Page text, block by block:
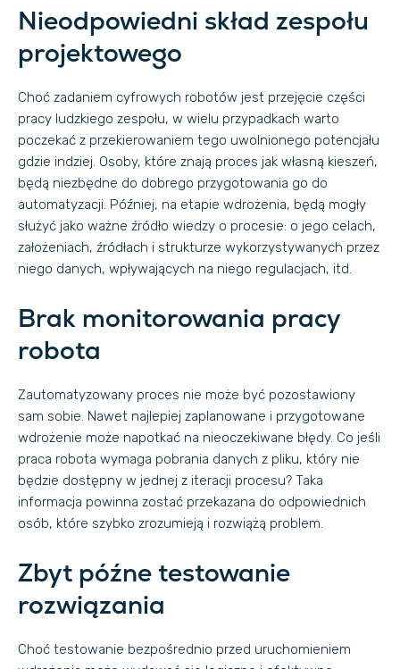
Nieodpowiedni skład zespołu
projektowego
Choć zadaniem cyfrowych robotów jest przejęcie części
pracy ludzkiego zespołu, w wielu przypadkach warto
poczekać z przekierowaniem tego uwolnionego potencjału
gdzie indziej. Osoby, które znają proces jak własną kieszeń,
będą niezbędne do dobrego przygotowania go do
automatyzacji. Później, na etapie wdrożenia, będą mogły
służyć jako ważne źródło wiedzy o procesie: o jego celach,
założeniach, źródłach i strukturze wykorzystywanych przez
niego danych, wpływających na niego regulacjach, itd.
Brak monitorowania pracy
robota
Zautomatyzowany proces nie może być pozostawiony
sam sobie. Nawet najlepiej zaplanowane i przygotowane
wdrożenie może napotkać na nieoczekiwane błędy. Co jeśli
praca robota wymaga pobrania danych z pliku, który nie
będzie dostępny w jednej z iteracji procesu? Taka
informacja powinna zostać przekazana do odpowiednich
osób, które szybko zrozumieją i rozwiążą problem.
Zbyt późne testowanie
rozwiązania
Choć testowanie bezpośrednio przed uruchomieniem